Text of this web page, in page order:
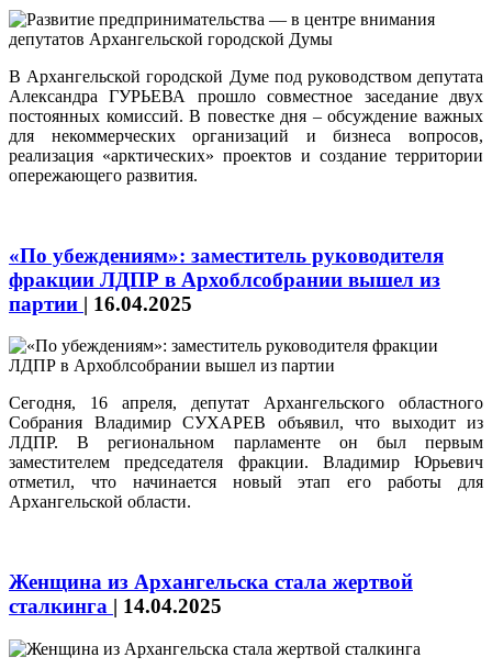
В Архангельской городской Думе под руководством депутата
Александра ГУРЬЕВА прошло совместное заседание двух
постоянных комиссий. В повестке дня – обсуждение важных
для некоммерческих организаций и бизнеса вопросов,
реализация «арктических» проектов и создание территории
опережающего развития.
«По убеждениям»: заместитель руководителя
фракции ЛДПР в Архоблсобрании вышел из
партии | 16.04.2025
Сегодня, 16 апреля, депутат Архангельского областного
Собрания Владимир СУХАРЕВ объявил, что выходит из
ЛДПР. В региональном парламенте он был первым
заместителем председателя фракции. Владимир Юрьевич
отметил, что начинается новый этап его работы для
Архангельской области.
Женщина из Архангельска стала жертвой
сталкинга | 14.04.2025